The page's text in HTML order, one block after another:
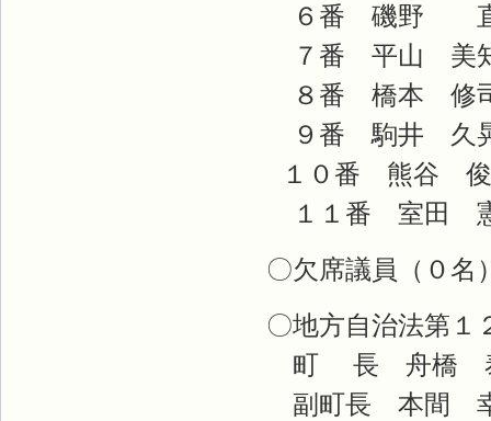
６番 磯野
７番 平山 美
８番 橋本 修
９番 駒井 久
１０番 熊谷
１１
〇欠席議員（０名
〇地方自治法第
町 長
副町